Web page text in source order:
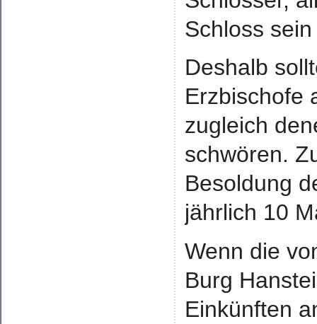
Schloss
Deshalb
Erzbischofe
zugleich
schwören.
Besoldung
jährlich 10
Wenn die
Burg
Einkünften